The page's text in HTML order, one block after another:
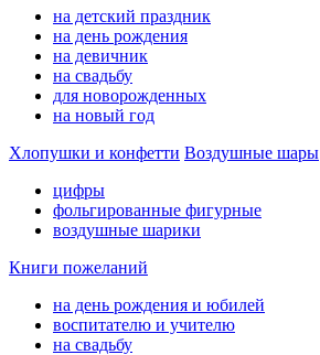
на детский праздник
на день рождения
на девичник
на свадьбу
для новорожденных
на новый год
Хлопушки и конфетти Воздушные шары
цифры
фольгированные фигурные
воздушные шарики
Книги пожеланий
на день рождения и юбилей
воспитателю и учителю
на свадьбу